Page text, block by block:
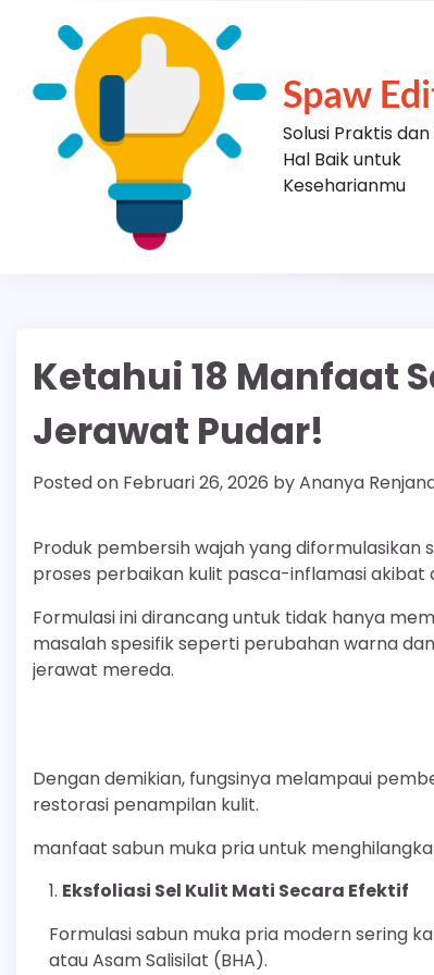
Spaw
Solusi Praktis
Hal Baik untuk
Keseharianmu
Ketahui 18 Manfaat
Jerawat Pudar!
Posted on Februari 26, 2026 byAnanya
Produk pembersih wajah yang diformulasikan
proses perbaikan kulit pasca-inflamasi akibat
Formulasi ini dirancang untuk tidak hanya
masalah spesifik seperti perubahan warna
jerawat mereda.
Dengan demikian, fungsinya melampaui
restorasi penampilan kulit.
manfaat sabun muka pria untuk
Eksfoliasi Sel Kulit Mati Secara Efektif
Formulasi sabun muka pria modern sering
atau Asam Salisilat (BHA).